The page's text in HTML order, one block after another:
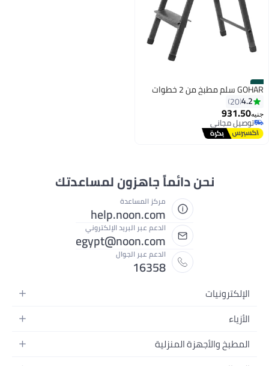
#7
GOHAR سلم مطبخ من 2 خطوات
4.2
20
جنيه931.50
توصيل مجاني
توصيل مجاني
نحن دائماً جاهزون لمساعدتك
مركز المساعدة
help.noon.com
الدعم عبر البريد الإلكتروني
egypt@noon.com
الدعم عبر الجوال
16358
الإلكترونيات
الهواتف المتحركة
أجهزة الكمبيوتر المحمولة
الأزياء
أزياء نسائية
المطبخ والأجهزة المنزلية